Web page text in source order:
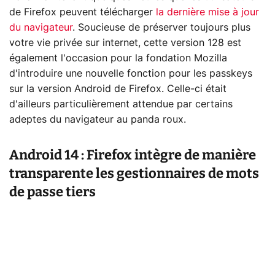
de Firefox peuvent télécharger la dernière mise à jour
du navigateur. Soucieuse de préserver toujours plus
votre vie privée sur internet, cette version 128 est
également l'occasion pour la fondation Mozilla
d'introduire une nouvelle fonction pour les passkeys
sur la version Android de Firefox. Celle-ci était
d'ailleurs particulièrement attendue par certains
adeptes du navigateur au panda roux.
Android 14 : Firefox intègre de manière
transparente les gestionnaires de mots
de passe tiers